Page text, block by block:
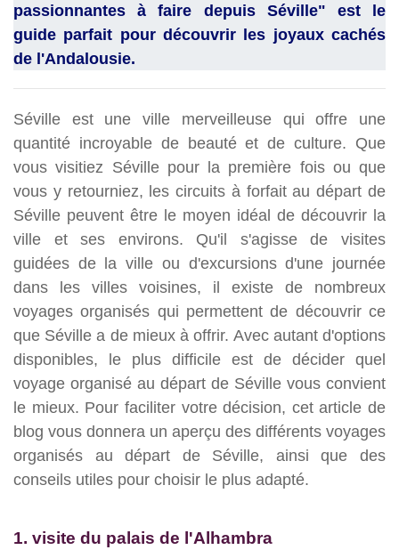
passionnantes à faire depuis Séville" est le
guide parfait pour découvrir les joyaux cachés
de l'Andalousie.
Séville est une ville merveilleuse qui offre une
quantité incroyable de beauté et de culture. Que
vous visitiez Séville pour la première fois ou que
vous y retourniez, les circuits à forfait au départ de
Séville peuvent être le moyen idéal de découvrir la
ville et ses environs. Qu'il s'agisse de visites
guidées de la ville ou d'excursions d'une journée
dans les villes voisines, il existe de nombreux
voyages organisés qui permettent de découvrir ce
que Séville a de mieux à offrir. Avec autant d'options
disponibles, le plus difficile est de décider quel
voyage organisé au départ de Séville vous convient
le mieux. Pour faciliter votre décision, cet article de
blog vous donnera un aperçu des différents voyages
organisés au départ de Séville, ainsi que des
conseils utiles pour choisir le plus adapté.
1. visite du palais de l'Alhambra